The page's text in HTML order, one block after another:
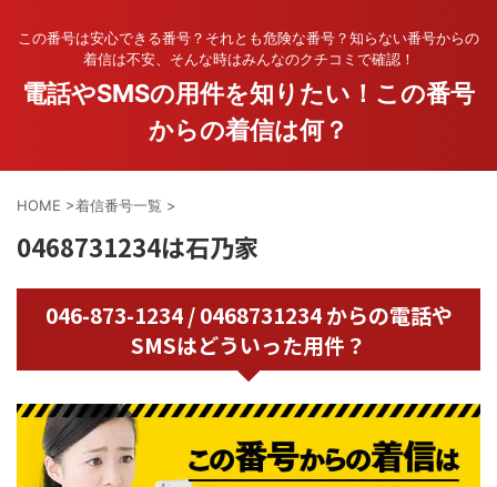
この番号は安心できる番号？それとも危険な番号？知らない番号からの
着信は不安、そんな時はみんなのクチコミで確認！
電話やSMSの用件を知りたい！この番号
からの着信は何？
HOME >着信番号一覧 >
0468731234は石乃家
046-873-1234 / 0468731234 からの電話や
SMSはどういった用件？